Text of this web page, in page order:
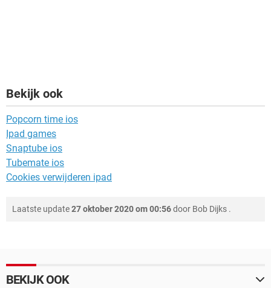
Bekijk ook
Popcorn time ios
Ipad games
Snaptube ios
Tubemate ios
Cookies verwijderen ipad
Laatste update27 oktober 2020 om 00:56door Bob Dijks .
BEKIJK OOK